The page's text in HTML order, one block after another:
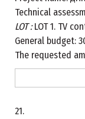
Technical
LOT :LOT 1. TV
General budget:
The requested
21.